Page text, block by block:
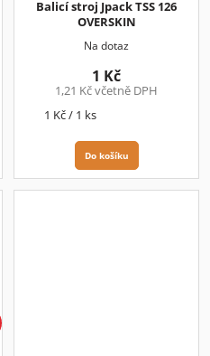
Balicí stroj Jpack TSS 126
OVERSKIN
Na dotaz
1,21 Kč včetně DPH
1 Kč
Měrná
1 Kč / 1 ks
Do košíku